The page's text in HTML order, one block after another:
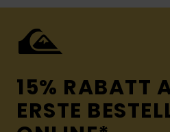
15% RABATT
ERSTE